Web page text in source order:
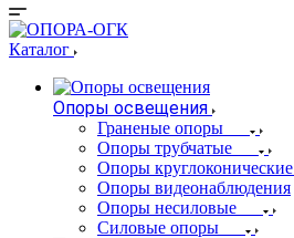
Каталог
Опоры освещения
Граненые опоры
Опоры трубчатые
Опоры круглоконические
Опоры видеонаблюдения
Опоры несиловые
Силовые опоры